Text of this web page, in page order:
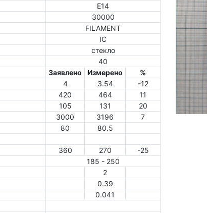
E14
30000
FILAMENT
IC
стекло
40
Заявлено
Измерено
%
4 3.54
-12
420 464
11
105 131
20
3000 3196
7
80
80.5
360 270
-25
185 - 250
2
0.39
0.041